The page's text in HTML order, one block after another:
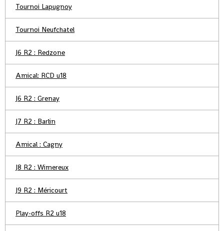
Tournoi Lapugnoy
Tournoi Neufchatel
J6 R2 : Redzone
Amical: RCD u18
J6 R2 : Grenay
J7 R2 : Barlin
Amical : Cagny
J8 R2 : Wimereux
J9 R2 : Méricourt
Play-offs R2 u18